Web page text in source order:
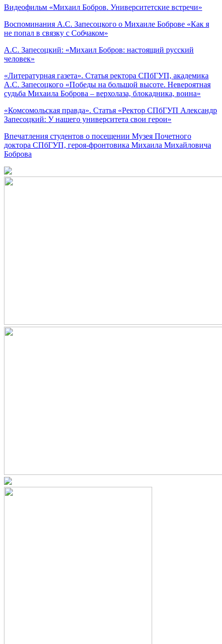
Видеофильм «Михаил Бобров. Университетские встречи»
Воспоминания А.С. Запесоцкого о Михаиле Боброве «Как я
не попал в связку с Собчаком»
А.С. Запесоцкий: «Михаил Бобров: настоящий русский
человек»
«Литературная газета». Статья ректора СПбГУП, академика
А.С. Запесоцкого «Победы на большой высоте. Невероятная
судьба Михаила Боброва – верхолаза, блокадника, воина»
«Комсомольская правда». Статья «Ректор СПбГУП Александр
Запесоцкий: У нашего университета свои герои»
Впечатления студентов о посещении Музея Почетного
доктора СПбГУП, героя-фронтовика Михаила Михайловича
Боброва